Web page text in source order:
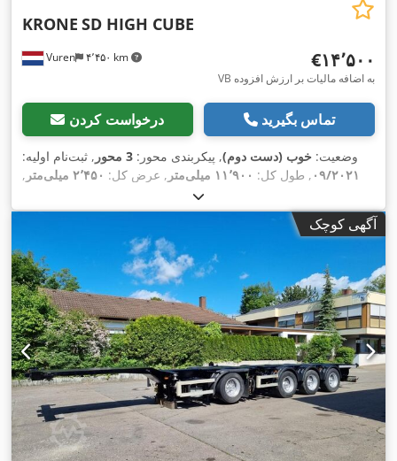
Vuren ۴٬۴۵۰ km
KRONE SD HIGH CUBE
‎€۱۴٬۵۰۰
VB به اضافه مالیات بر ارزش افزوده
درخواست کردن تماس بگیرید
وضعیت: خوب (دست دوم), پیکربندی محور: 3 محور
, ثبت‌نام اولیه:
۰۹/۲۰۲۱ , طول کل: ۱۱٬۹۰۰ میلی‌متر , عرض کل: ۲٬۴۵۰ میلی‌متر
,
385/55R22,5
, رنگ:دیگر, سال ساخت:۲۰۲۱, تجهیزات: ,
آگهی کوچک